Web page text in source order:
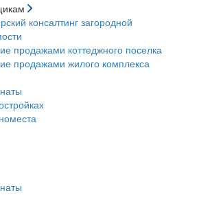
консалтинг загородной
продажами коттеджного поселка
продажами жилого комплекса